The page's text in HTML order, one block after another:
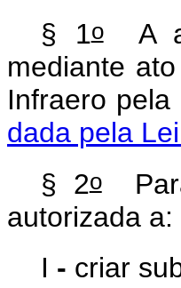
§ 1oA
mediante
Infraero
dada pela
§ 2oPara
autorizada a:
I - criar